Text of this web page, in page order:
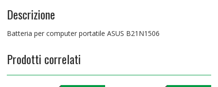
Descrizione
Batteria per computer portatile ASUS B21N1506
Prodotti correlati